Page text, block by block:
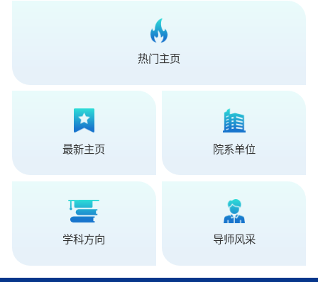
热门主页
最新主页 院系单位
学科方向 导师风采